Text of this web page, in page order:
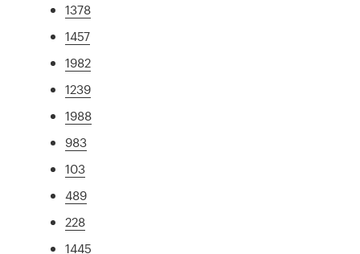
1378
1457
1982
1239
1988
983
103
489
228
1445